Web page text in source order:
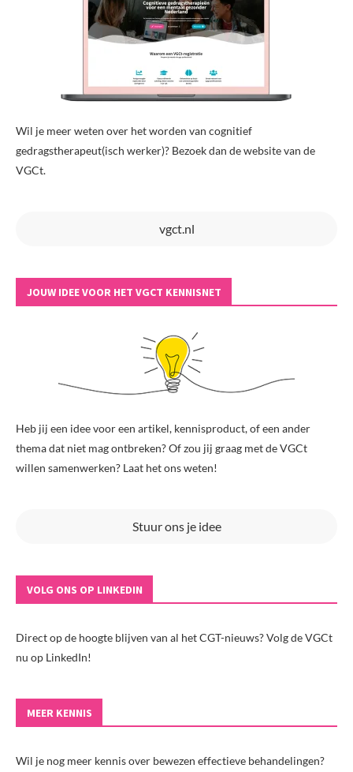
Wil je meer weten over het worden van cognitief
gedragstherapeut(isch werker)? Bezoek dan de website van de
VGCt.
vgct.nl
JOUW IDEE VOOR HET VGCT KENNISNET
Heb jij een idee voor een artikel, kennisproduct, of een ander
thema dat niet mag ontbreken? Of zou jij graag met de VGCt
willen samenwerken? Laat het ons weten!
Stuur ons je idee
VOLG ONS OP LINKEDIN
Direct op de hoogte blijven van al het CGT-nieuws? Volg de VGCt
nu op LinkedIn!
MEER KENNIS
Wil je nog meer kennis over bewezen effectieve behandelingen?